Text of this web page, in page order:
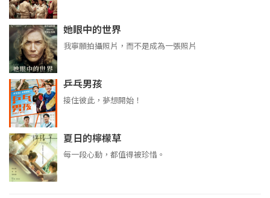
她眼中的世界
我寧願拍攝照片，而不是成為一張照片
乒乓男孩
接住彼此，夢想開始！
夏日的檸檬草
每一段心動，都值得被珍惜。